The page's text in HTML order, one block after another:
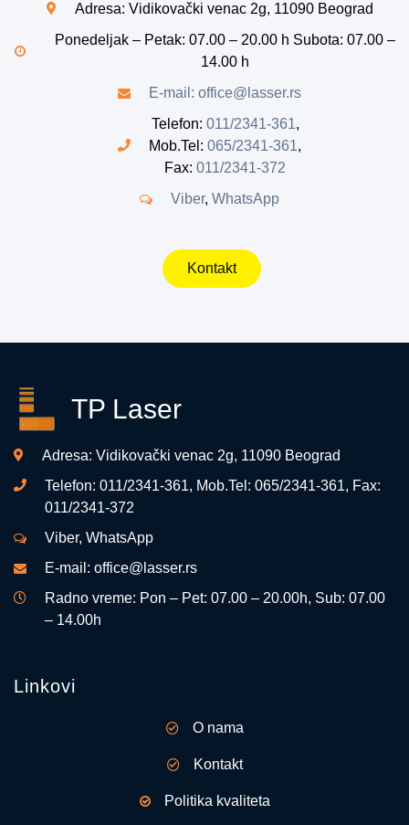
Adresa: Vidikovački venac 2g, 11090 Beograd
Ponedeljak – Petak: 07.00 – 20.00 h Subota: 07.00 –
14.00 h
E-mail: office@lasser.rs
Telefon: 011/2341-361,
Mob.Tel: 065/2341-361,
Fax: 011/2341-372
Viber, WhatsApp
Kontakt
TP Laser
Adresa: Vidikovački venac 2g, 11090 Beograd
Telefon: 011/2341-361, Mob.Tel: 065/2341-361, Fax:
011/2341-372
Viber, WhatsApp
E-mail: office@lasser.rs
Radno vreme: Pon – Pet: 07.00 – 20.00h, Sub: 07.00
– 14.00h
Linkovi
O nama
Kontakt
Politika kvaliteta